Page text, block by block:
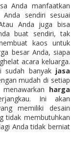
Anda manfaatkan
sendiri sesuai
Anda juga bisa
buat sendiri, tak
kaos untuk
besar Anda, siapa
acara keluarga.
sudah banyak jasa
mudah di setiap
harga
Ini akan
memiliki desain
tidak membutuhkan
Anda tidak berniat